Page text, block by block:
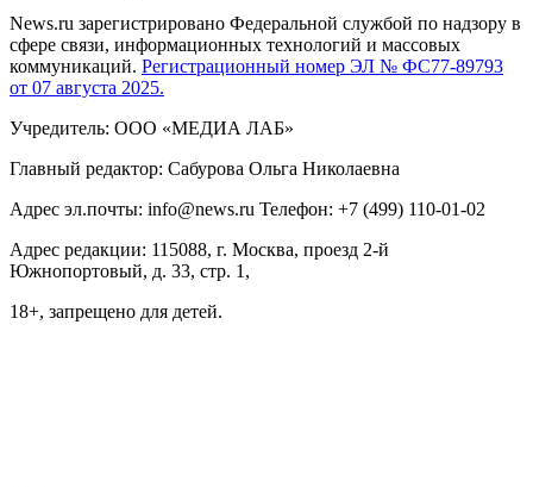
News.ru зарегистрировано Федеральной службой по надзору в
сфере связи, информационных технологий и массовых
коммуникаций. Регистрационный номер ЭЛ № ФС77-89793
от 07 августа 2025.
Учредитель: ООО «МЕДИА ЛАБ»
Главный редактор: Сабурова Ольга Николаевна
Адрес эл.почты: info@news.ru Телефон: +7 (499) 110-01-02
Адрес редакции: 115088, г. Москва, проезд 2-й
Южнопортовый, д. 33, стр. 1,
18+, запрещено для детей.